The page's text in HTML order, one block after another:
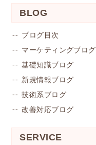
BLOG
ブログ目次
マーケティングブログ
基礎知識ブログ
新規情報ブログ
技術系ブログ
改善対応ブログ
SERVICE